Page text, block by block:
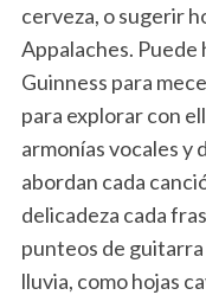
cerveza, o sugerir
Appalaches.
Guinness para
para explorar con
armonías vocales y
abordan cada
delicadeza cada
punteos de guitarra
lluvia, como hojas